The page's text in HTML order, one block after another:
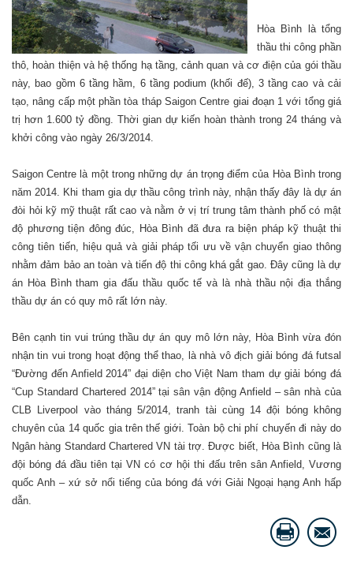
Hòa Bình là tổng
thầu thi công phần
thô, hoàn thiện và hệ thống hạ tầng, cảnh quan và cơ điện của gói thầu
này, bao gồm 6 tầng hầm, 6 tầng podium (khối đế), 3 tầng cao và cải
tạo, nâng cấp một phần tòa tháp Saigon Centre giai đoạn 1 với tổng giá
trị hơn 1.600 tỷ đồng. Thời gian dự kiến hoàn thành trong 24 tháng và
khởi công vào ngày 26/3/2014.
Saigon Centre là một trong những dự án trọng điểm của Hòa Bình trong
năm 2014. Khi tham gia dự thầu công trình này, nhận thấy đây là dự án
đòi hỏi kỹ mỹ thuật rất cao và nằm ở vị trí trung tâm thành phố có mật
độ phương tiện đông đúc, Hòa Bình đã đưa ra biện pháp kỹ thuật thi
công tiên tiến, hiệu quả và giải pháp tối ưu về vận chuyển giao thông
nhằm đảm bảo an toàn và tiến độ thi công khá gắt gao. Đây cũng là dự
án Hòa Bình tham gia đấu thầu quốc tế và là nhà thầu nội địa thắng
thầu dự án có quy mô rất lớn này.
Bên cạnh tin vui trúng thầu dự án quy mô lớn này, Hòa Bình vừa đón
nhận tin vui trong hoạt động thể thao, là nhà vô địch giải bóng đá futsal
“Đường đến Anfield 2014” đại diện cho Việt Nam tham dự giải bóng đá
“Cup Standard Chartered 2014” tại sân vận động Anfield – sân nhà của
CLB Liverpool vào tháng 5/2014, tranh tài cùng 14 đội bóng không
chuyên của 14 quốc gia trên thế giới. Toàn bộ chi phí chuyến đi này do
Ngân hàng Standard Chartered VN tài trợ. Được biết, Hòa Bình cũng là
đội bóng đá đầu tiên tại VN có cơ hội thi đấu trên sân Anfield, Vương
quốc Anh – xứ sở nổi tiếng của bóng đá với Giải Ngoại hạng Anh hấp
dẫn.